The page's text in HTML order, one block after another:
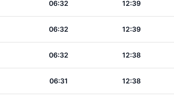
06:32 12:39
06:32 12:39
06:32 12:38
06:31 12:38